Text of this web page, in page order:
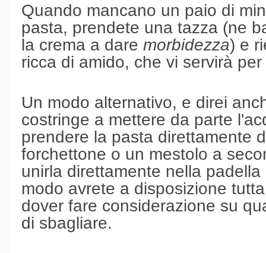
Quando mancano un paio di
pasta, prendete una tazza (ne
la crema a dare morbidezza) e
ricca di amido, che vi servirà
Un modo alternativo, e direi
costringe a mettere da parte
prendere la pasta direttamente
forchettone o un mestolo a
unirla direttamente nella
modo avrete a disposizione
dover fare considerazione su
di sbagliare.